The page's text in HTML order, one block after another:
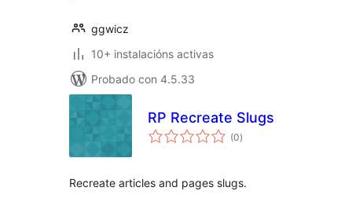
ggwicz
10+ instalacións activas
Probado con 4.5.33
RP Recreate Slugs
(0valoracións
totais
)
Recreate articles and pages slugs.